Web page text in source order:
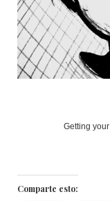
Getting your
Comparte esto: